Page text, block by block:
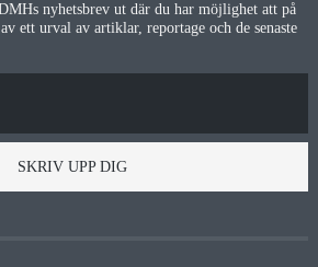
nyhetsbrev ut där du har möjlighet att på
ett urval av artiklar, reportage och de senaste
SKRIV UPP DIG